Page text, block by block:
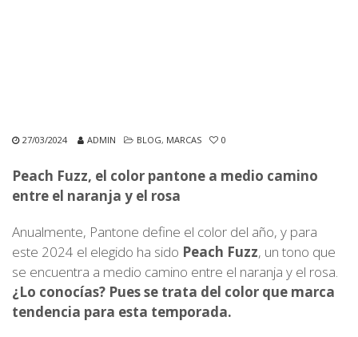
27/03/2024 ADMIN BLOG, MARCAS 0
Peach Fuzz, el color pantone a medio camino
entre el naranja y el rosa
Anualmente, Pantone define el color del año, y para
este 2024 el elegido ha sido Peach Fuzz, un tono que
se encuentra a medio camino entre el naranja y el rosa.
¿Lo conocías? Pues se trata del color que marca
tendencia para esta temporada.